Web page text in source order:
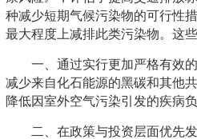
种减少短期气候污染物的可行性
最大程度上减排此类污染物。这
一、通过实行更加严格有效的
减少来自化石能源的黑碳和其他
降低因室外空气污染引发的疾病负
二、在政策与投资层面优先发